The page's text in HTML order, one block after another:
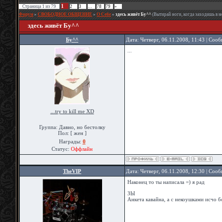
Страница 1 из 79 1 2 3 … 78 79
»
Форум » СВОБОДНОЕ ОБЩЕНИЕ » О Себе » здесь живёт Бу^^ (Вытирай ноги, когда заходишь в
здесь живёт Бу^^
Бу^^ Дата: Четверг, 06.11.2008, 11:43 |
...try to kill me XD
Группа: Давно, но бестолку
Пол: [ жен ]
Награды: 0
Статус: Оффлайн
TheVIP Дата: Четверг, 06.11.2008, 12:30 |
Наконец то ты написала =) я рад
ЗЫ
Анкета кавайна, а с некоушками исчо